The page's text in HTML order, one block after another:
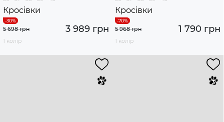
Кросівки
3 989 грн
5 698 грн
1 колір
Кросівки
1 790 грн
5 968 грн
1 колір